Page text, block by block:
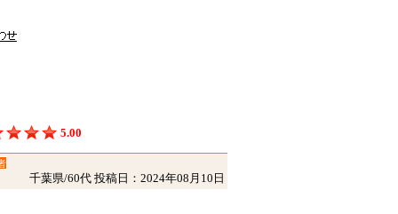
5.00
千葉県/60代 投稿日：2024年08月10日